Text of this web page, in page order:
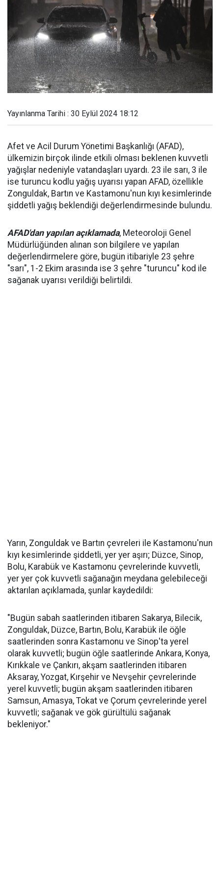
Yayınlanma Tarihi : 30 Eylül 2024 18:12
Afet ve Acil Durum Yönetimi Başkanlığı (AFAD),
ülkemizin birçok ilinde etkili olması beklenen kuvvetli
yağışlar nedeniyle vatandaşları uyardı. 23 ile sarı, 3 ile
ise turuncu kodlu yağış uyarısı yapan AFAD, özellikle
Zonguldak, Bartın ve Kastamonu'nun kıyı kesimlerinde
şiddetli yağış beklendiği değerlendirmesinde bulundu.
AFAD'dan yapılan açıklamada, Meteoroloji Genel
Müdürlüğünden alınan son bilgilere ve yapılan
değerlendirmelere göre, bugün itibariyle 23 şehre
"sarı", 1-2 Ekim arasında ise 3 şehre "turuncu" kod ile
sağanak uyarısı verildiği belirtildi.
Yarın, Zonguldak ve Bartın çevreleri ile Kastamonu'nun
kıyı kesimlerinde şiddetli, yer yer aşırı; Düzce, Sinop,
Bolu, Karabük ve Kastamonu çevrelerinde kuvvetli,
yer yer çok kuvvetli sağanağın meydana gelebileceği
aktarılan açıklamada, şunlar kaydedildi:
"Bugün sabah saatlerinden itibaren Sakarya, Bilecik,
Zonguldak, Düzce, Bartın, Bolu, Karabük ile öğle
saatlerinden sonra Kastamonu ve Sinop'ta yerel
olarak kuvvetli; bugün öğle saatlerinde Ankara, Konya,
Kırıkkale ve Çankırı, akşam saatlerinden itibaren
Aksaray, Yozgat, Kırşehir ve Nevşehir çevrelerinde
yerel kuvvetli; bugün akşam saatlerinden itibaren
Samsun, Amasya, Tokat ve Çorum çevrelerinde yerel
kuvvetli; sağanak ve gök gürültülü sağanak
bekleniyor."